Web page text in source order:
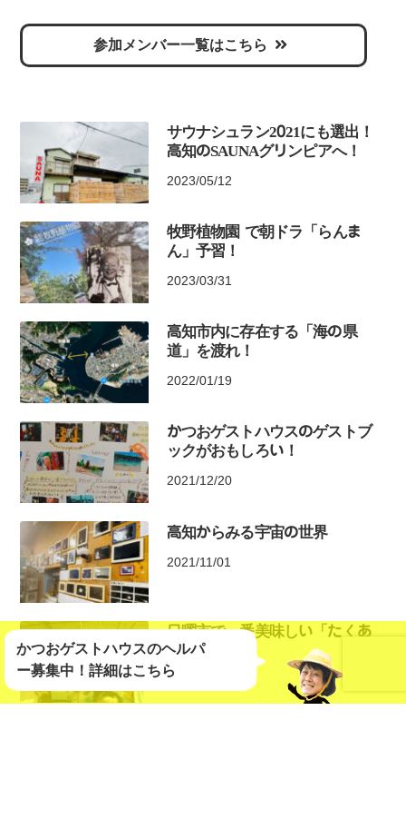
参加メンバー一覧はこちら
サウナシュラン2021にも選出！
高知のSAUNAグリンピアへ！
2023/05/12
牧野植物園 で朝ドラ「らんま
ん」予習！
2023/03/31
高知市内に存在する「海の県
道」を渡れ！
2022/01/19
かつおゲストハウスのゲストブ
ックがおもしろい！
2021/12/20
高知からみる宇宙の世界
2021/11/01
日曜市で一番美味しい「たくあ
ん」
2021/07/30
かつおゲストハウスのヘルパ
ー募集中！ 詳細はこちら